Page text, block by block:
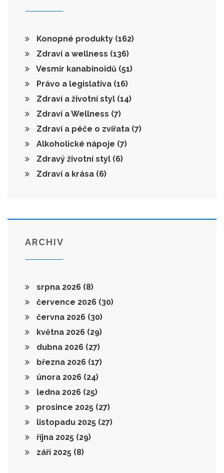
Konopné produkty (162)
Zdraví a wellness (136)
Vesmír kanabinoidů (51)
Právo a legislativa (16)
Zdraví a životní styl (14)
Zdraví a Wellness (7)
Zdraví a péče o zvířata (7)
Alkoholické nápoje (7)
Zdravý životní styl (6)
Zdraví a krása (6)
ARCHIV
srpna 2026 (8)
července 2026 (30)
června 2026 (30)
května 2026 (29)
dubna 2026 (27)
března 2026 (17)
února 2026 (24)
ledna 2026 (25)
prosince 2025 (27)
listopadu 2025 (27)
října 2025 (29)
září 2025 (8)